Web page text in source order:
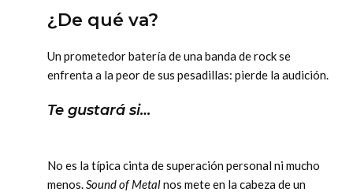
¿De qué va?
Un prometedor batería de una banda de rock se
enfrenta a la peor de sus pesadillas: pierde la audición.
Te gustará si…
No es la típica cinta de superación personal ni mucho
menos. Sound of Metalnos mete en la cabeza de un